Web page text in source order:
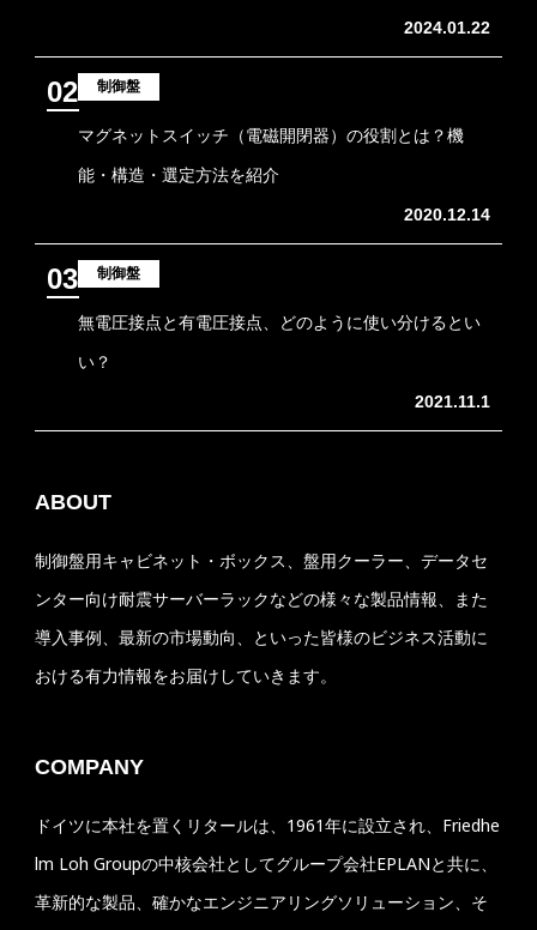
2024.01.22
02 制御盤
マグネットスイッチ（電磁開閉器）の役割とは？機
能・構造・選定方法を紹介
2020.12.14
03 制御盤
無電圧接点と有電圧接点、どのように使い分けるとい
い？
2021.11.1
ABOUT
制御盤用キャビネット・ボックス、盤用クーラー、データセ
ンター向け耐震サーバーラックなどの様々な製品情報、また
導入事例、最新の市場動向、といった皆様のビジネス活動に
おける有力情報をお届けしていきます。
COMPANY
ドイツに本社を置くリタールは、1961年に設立され、Friedhe
lm Loh Groupの中核会社としてグループ会社EPLANと共に、
革新的な製品、確かなエンジニアリングソリューション、そ